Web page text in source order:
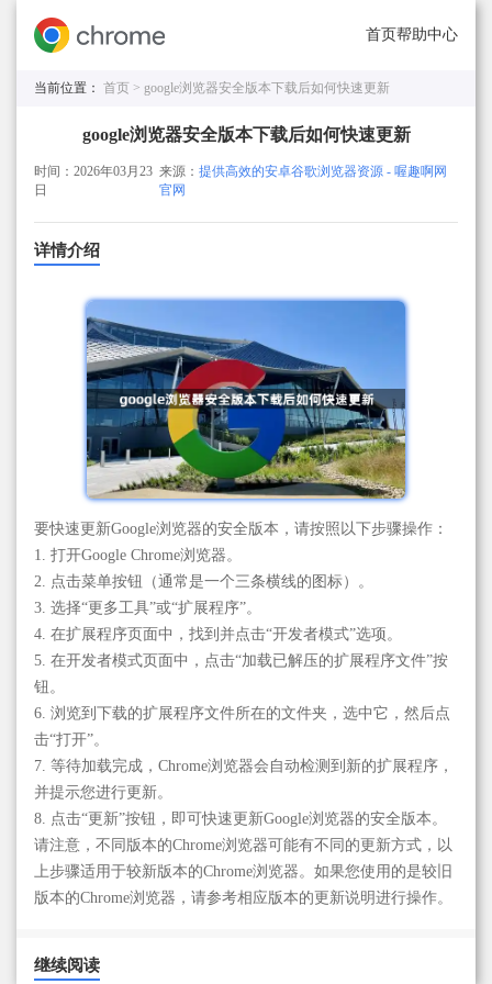
首页帮助中心
当前位置： 首页 > google浏览器安全版本下载后如何快速更新
google浏览器安全版本下载后如何快速更新
时间：2026年03月23
日
来源：提供高效的安卓谷歌浏览器资源 - 喔趣啊网
官网
详情介绍
要快速更新Google浏览器的安全版本，请按照以下步骤操作：
1. 打开Google Chrome浏览器。
2. 点击菜单按钮（通常是一个三条横线的图标）。
3. 选择“更多工具”或“扩展程序”。
4. 在扩展程序页面中，找到并点击“开发者模式”选项。
5. 在开发者模式页面中，点击“加载已解压的扩展程序文件”按
钮。
6. 浏览到下载的扩展程序文件所在的文件夹，选中它，然后点
击“打开”。
7. 等待加载完成，Chrome浏览器会自动检测到新的扩展程序，
并提示您进行更新。
8. 点击“更新”按钮，即可快速更新Google浏览器的安全版本。
请注意，不同版本的Chrome浏览器可能有不同的更新方式，以
上步骤适用于较新版本的Chrome浏览器。如果您使用的是较旧
版本的Chrome浏览器，请参考相应版本的更新说明进行操作。
继续阅读